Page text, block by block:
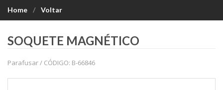
Home Voltar
SOQUETE MAGNÉTICO
Parafusar / CÓDIGO: B-66846